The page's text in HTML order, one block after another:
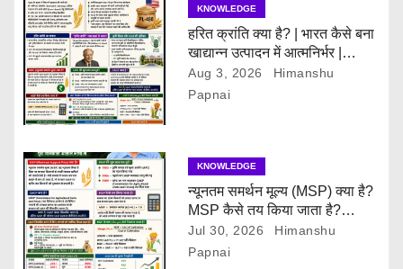
o
n
KNOWLEDGE
हरित क्रांति क्या है? | भारत कैसे बना
खाद्यान्न उत्पादन में आत्मनिर्भर |
Green Revolution Explained
Aug 3, 2026
Himanshu
Papnai
KNOWLEDGE
न्यूनतम समर्थन मूल्य (MSP) क्या है?
MSP कैसे तय किया जाता है?
(2026-27)
Jul 30, 2026
Himanshu
Papnai